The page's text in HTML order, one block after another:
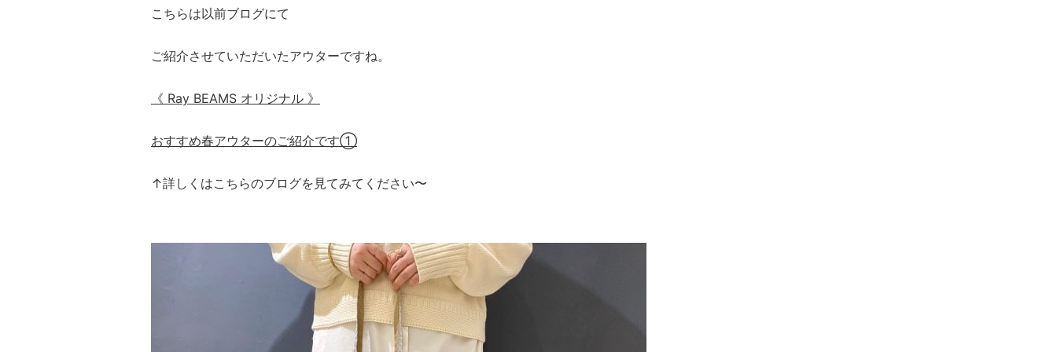
こちらは以前ブログにて
ご紹介させていただいたアウターですね。
《 Ray BEAMS オリジナル 》
おすすめ春アウターのご紹介です①
↑詳しくはこちらのブログを見てみてください〜